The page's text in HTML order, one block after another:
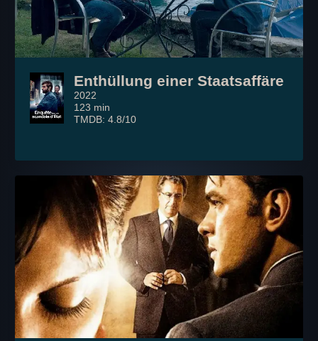
Enthüllung einer Staatsaffäre
2022
123 min
TMDB: 4.8/10